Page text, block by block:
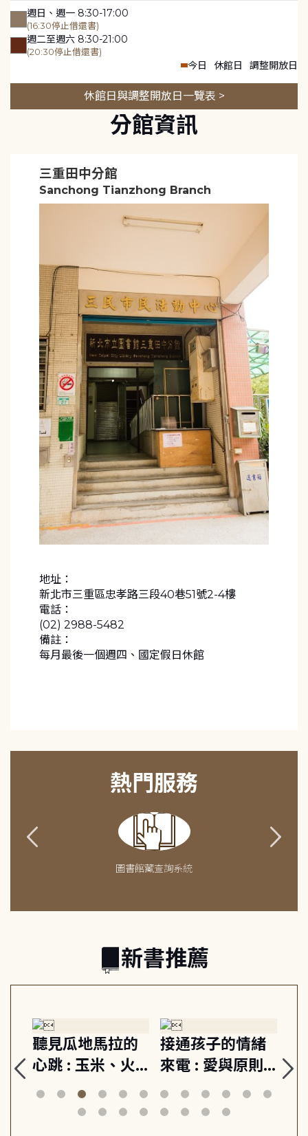
週日、週一 8:30-17:00
(16:30停止借還書)
週二至週六 8:30-21:00
(20:30停止借還書)
今日 休館日 調整開放日
休館日與調整開放日一覽表 >
分館資訊
三重田中分館
Sanchong Tianzhong Branch
地址：
新北市三重區忠孝路三段40巷51號2-4樓
電話：
(02) 2988-5482
備註：
每月最後一個週四、國定假日休館
熱門服務
圖書館藏查詢系統
新書推薦
聽見瓜地馬拉的
心跳 : 玉米、火
山與信仰, 外交官
筆下的現代馬雅
接通孩子的情緒
來電 : 愛與原則,
建立教養的安定
節奏 22個行動練
關